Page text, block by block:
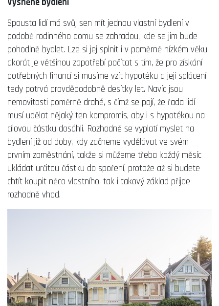
Spousta lidí má svůj sen mít jednou vlastní bydlení v
podobě rodinného domu se zahradou, kde se jim bude
pohodlně bydlet. Lze si jej splnit i v poměrně nízkém věku,
akorát je většinou zapotřebí počítat s tím, že pro získání
potřebných financí si musíme vzít hypotéku a její splácení
tedy potrvá pravděpodobně desítky let. Navíc jsou
nemovitosti poměrně drahé, s čímž se pojí, že řada lidí
musí udělat nějaký ten kompromis, aby i s hypotékou na
cílovou částku dosáhli. Rozhodně se vyplatí myslet na
bydlení již od doby, kdy začneme vydělávat ve svém
prvním zaměstnání, takže si můžeme třeba každý měsíc
ukládat určitou částku do spoření, protože až si budete
chtít koupit něco vlastního, tak i takový základ přijde
rozhodně vhod.